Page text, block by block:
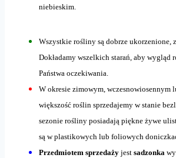
niebieskim.
Wszystkie rośliny są dobrze ukorzenione,
Dokładamy wszelkich starań, aby wygląd
Państwa oczekiwania.
W okresie zimowym, wczesnowiosennym
większość roślin sprzedajemy w stanie
sezonie rośliny posiadają piękne żywe
są w plastikowych lub foliowych
Przedmiotem sprzedaży jest sadzonka